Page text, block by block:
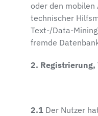
oder den
technischer
Text-/Data-
fremde
2. Registrierung,
2.1 Der Nutzer